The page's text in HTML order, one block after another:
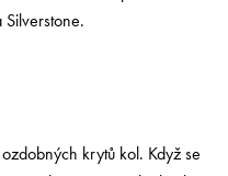
krytů kol. Když se